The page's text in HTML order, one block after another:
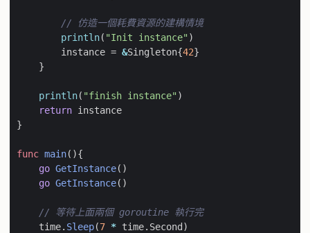
// 仿造一個耗費資源的建構情境
println( "Init instance")
instance = &Singleton{42}
}
println( "finish instance")
return instance
}
func main(){
go GetInstance()
go GetInstance()
// 等待上面兩個 goroutine 執行完
time. Sleep(7 * time. Second)